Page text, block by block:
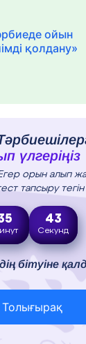
ойын
қолдану»
үлгеріңіз
Егер орын алып
тапсыру тегін
42
Секунд
бітуіне
Толығырақ